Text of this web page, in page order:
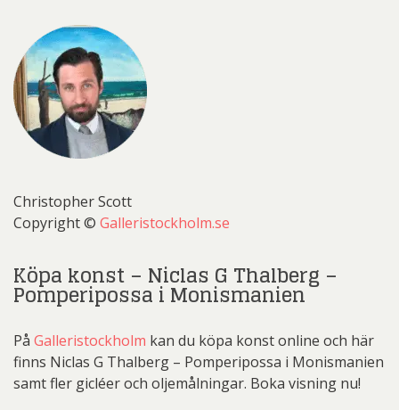
Christopher Scott
Copyright © Galleristockholm.se
Köpa konst – Niclas G Thalberg –
Pomperipossa i Monismanien
På Galleristockholm kan du köpa konst online och här
finns Niclas G Thalberg – Pomperipossa i Monismanien
samt fler gicléer och oljemålningar. Boka visning nu!